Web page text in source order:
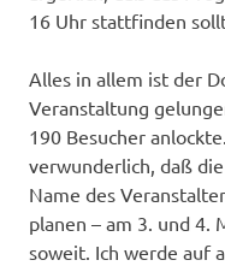
16 Uhr stattfinden
Alles in allem ist der
Veranstaltung
190 Besucher
verwunderlich, daß
Name des
planen – am 3. und 4.
soweit. Ich werde auf